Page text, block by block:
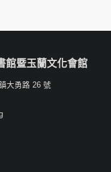
館暨玉蘭文化會館
大勇路 26 號